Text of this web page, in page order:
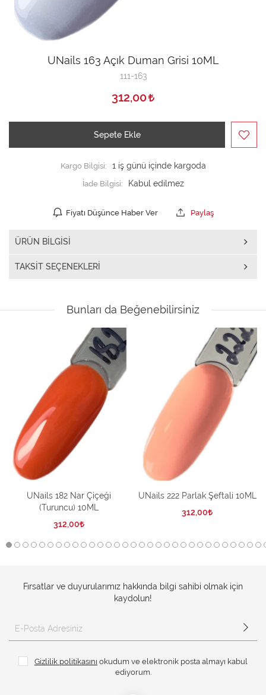
UNails 163 Açık Duman Grisi 10ML
111-163
312,00
Sepete Ekle
Kargo Bilgisi:
1 iş günü içinde kargoda
İade Bilgisi:
Fiyatı Düşünce Haber Ver Paylaş
ÜRÜN BILGISI
TAKSIT SEÇENEKLERI
Bunları da Beğenebilirsiniz
UNails 182 Nar Çiçeği
(Turuncu) 10ML
312,00
UNails 222 Parlak Şeftali 10ML
312,00
Fırsatlar ve duyurularımız hakkında bilgi sahibi olmak için
kaydolun!
Gizlilik politikasını okudum ve elektronik posta almayı kabul
ediyorum.